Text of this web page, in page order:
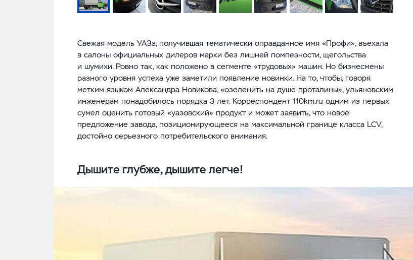
Свежая модель УАЗа, получившая тематически оправданное имя «Профи», въехала
в салоны официальных дилеров марки без лишней помпезности, щегольства
и шумихи. Ровно так, как положено в сегменте «трудовых» машин. Но бизнесмены
разного уровня успеха уже заметили появление новинки. На то, чтобы, говоря
метким языком Александра Новикова, «озеленить на душе проталины», ульяновским
инженерам понадобилось порядка 3 лет. Корреспондент 110km.ru одним из первых
сумел оценить готовый «уазовский» продукт и может заявить, что новое
предложение завода, позиционирующееся на максимальной границе класса LCV,
достойно серьезного потребительского внимания.
Дышите глубже, дышите легче!